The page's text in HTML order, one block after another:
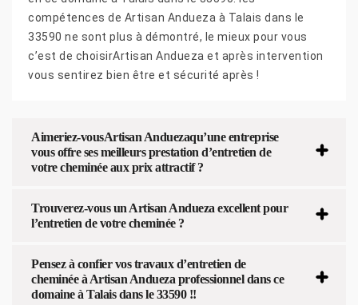
compétences de Artisan Andueza à Talais dans le
33590 ne sont plus à démontré, le mieux pour vous
c’est de choisirArtisan Andueza et après intervention
vous sentirez bien être et sécurité après !
Aimeriez-vousArtisan Anduezaqu’une entreprise
vous offre ses meilleurs prestation d’entretien de
votre cheminée aux prix attractif ?
Trouverez-vous un Artisan Andueza excellent pour
l’entretien de votre cheminée ?
Pensez à confier vos travaux d’entretien de
cheminée à Artisan Andueza professionnel dans ce
domaine à Talais dans le 33590 !!